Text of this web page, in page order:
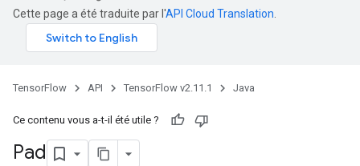
Cette page a été traduite par l'API Cloud Translation
TensorFlow API TensorFlow v2.11.1 Java
Ce contenu vous a-t-il été utile ?
Pad